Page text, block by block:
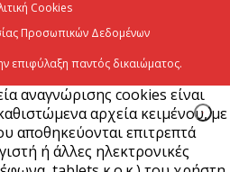
Cookies
Προσωπικών Δεδομένων
επιφύλαξη παντός δικαιώματος.
αναγνώρισης cookies είναι
αρχεία κειμένου, με
αποθηκεύονται επιτρεπτά
ή άλλες ηλεκτρονικές